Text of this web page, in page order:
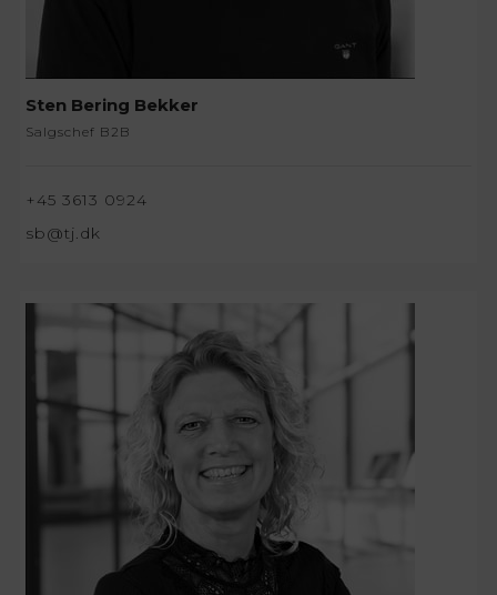
Sten Bering Bekker
Salgschef B2B
+45 3613 0924
sb@tj.dk